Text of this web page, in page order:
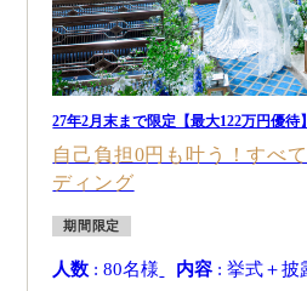
27年2月末まで限定【最大122万円優待】
自己負担0円も叶う！すべ
ディング
期間限定
人数 : 80名様 内容 : 挙式＋披